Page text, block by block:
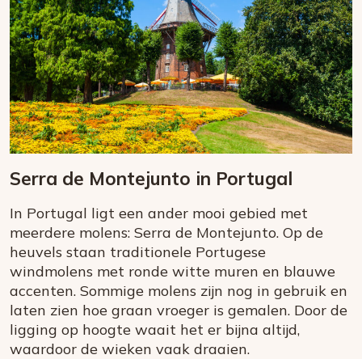
Serra de Montejunto in Portugal
In Portugal ligt een ander mooi gebied met
meerdere molens: Serra de Montejunto. Op de
heuvels staan traditionele Portugese
windmolens met ronde witte muren en blauwe
accenten. Sommige molens zijn nog in gebruik en
laten zien hoe graan vroeger is gemalen. Door de
ligging op hoogte waait het er bijna altijd,
waardoor de wieken vaak draaien.